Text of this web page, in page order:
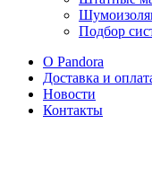
Подбор
O Pandora
Доставка и
Новости
Контакты